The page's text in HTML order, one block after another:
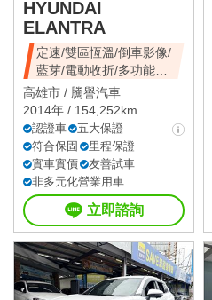
HYUNDAI
ELANTRA
定速/雙區恆溫/倒車影像/
藍芽/電動收折/多功能方
向盤
高雄市 / 騰譽汽車
2014年 / 154,252km
認證車
五大保證
符合保固
里程保證
實車實價
友善試車
非多元化營業用車
立即諮詢